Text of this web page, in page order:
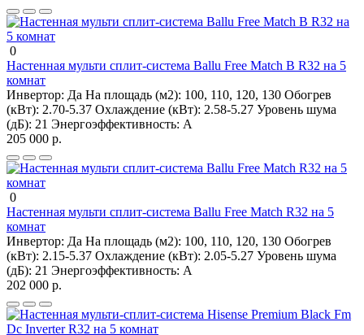
0
Настенная мульти сплит-система Ballu Free Match B R32 на 5
комнат
Инвертор: Да На площадь (м2): 100, 110, 120, 130 Обогрев
(кВт): 2.70-5.37 Охлаждение (кВт): 2.58-5.27 Уровень шума
(дБ): 21 Энергоэффективность: A
205 000 р.
0
Настенная мульти сплит-система Ballu Free Match R32 на 5
комнат
Инвертор: Да На площадь (м2): 100, 110, 120, 130 Обогрев
(кВт): 2.15-5.37 Охлаждение (кВт): 2.05-5.27 Уровень шума
(дБ): 21 Энергоэффективность: A
202 000 р.